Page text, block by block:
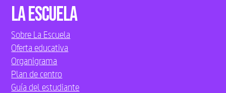
La Escuela
Sobre La Escuela
Oferta educativa
Organigrama
Plan de centro
Guía del estudiante